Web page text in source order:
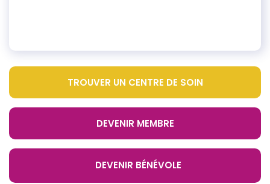
TROUVER UN CENTRE DE SOIN
DEVENIR MEMBRE
DEVENIR BÉNÉVOLE